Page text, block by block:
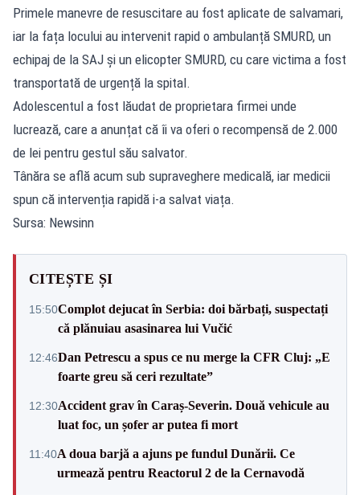
Primele manevre de resuscitare au fost aplicate de salvamari,
iar la fața locului au intervenit rapid o ambulanță SMURD, un
echipaj de la SAJ și un elicopter SMURD, cu care victima a fost
transportată de urgență la spital.
Adolescentul a fost lăudat de proprietara firmei unde
lucrează, care a anunțat că îi va oferi o recompensă de 2.000
de lei pentru gestul său salvator.
Tânăra se află acum sub supraveghere medicală, iar medicii
spun că intervenția rapidă i-a salvat viața.
Sursa: Newsinn
CITEȘTE ȘI
15:50Complot dejucat în Serbia: doi bărbați, suspectați
că plănuiau asasinarea lui Vučić
12:46Dan Petrescu a spus ce nu merge la CFR Cluj: „E
foarte greu să ceri rezultate”
12:30Accident grav în Caraș-Severin. Două vehicule au
luat foc, un șofer ar putea fi mort
11:40A doua barjă a ajuns pe fundul Dunării. Ce
urmează pentru Reactorul 2 de la Cernavodă